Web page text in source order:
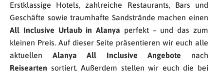
Erstklassige Hotels, zahlreiche Restaurants, Bars und
Geschäfte sowie traumhafte Sandstrände machen einen
All Inclusive Urlaub in Alanya perfekt – und das zum
kleinen Preis. Auf dieser Seite präsentieren wir euch alle
aktuellen Alanya All Inclusive Angebote nach
Reisearten sortiert. Außerdem stellen wir euch die bei